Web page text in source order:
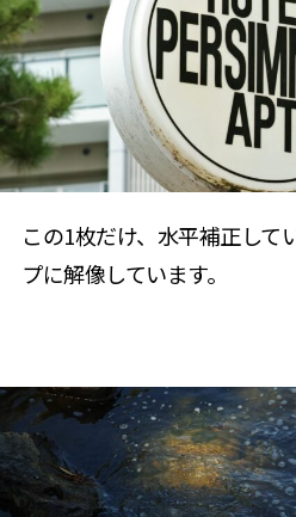
この1枚だけ、水平補正して
プに解像しています。